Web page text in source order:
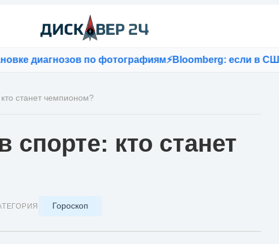
по фотографиям⚡Bloomberg: если в США
станет чемпионом?
спорте: кто станет
Гороскоп